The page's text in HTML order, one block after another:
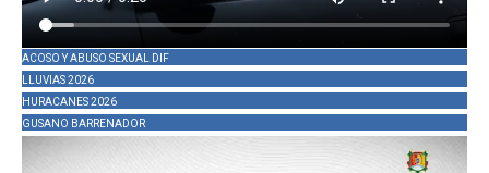
ACOSO Y ABUSO SEXUAL DIF
LLUVIAS 2026
HURACANES 2026
GUSANO BARRENADOR